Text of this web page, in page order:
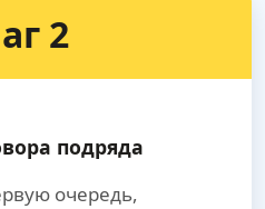
2
подряда
очередь,